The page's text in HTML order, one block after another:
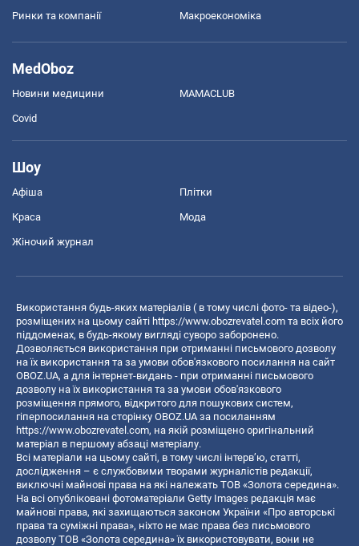
Ринки та компанії Макроекономіка
MedOboz
Новини медицини MAMACLUB
Covid
Шоу
Афіша Плітки
Краса Мода
Жіночий журнал
Використання будь-яких матеріалів ( в тому числі фото- та відео-),
розміщених на цьому сайті https://www.obozrevatel.com та всіх його
піддоменах, в будь-якому вигляді суворо заборонено.
Дозволяється використання при отриманні письмового дозволу
на їх використання та за умови обов'язкового посилання на сайт
OBOZ.UA, а для інтернет-видань - при отриманні письмового
дозволу на їх використання та за умови обов'язкового
розміщення прямого, відкритого для пошукових систем,
гіперпосилання на сторінку OBOZ.UA за посиланням
https://www.obozrevatel.com, на якій розміщено оригінальний
матеріал в першому абзаці матеріалу.
Всі матеріали на цьому сайті, в тому числі інтерв’ю, статті,
дослідження – є службовими творами журналістів редакції,
виключні майнові права на які належать ТОВ «Золота середина».
На всі опубліковані фотоматеріали Getty Images редакція має
майнові права, які захищаються законом України «Про авторські
права та суміжні права», ніхто не має права без письмового
дозволу ТОВ «Золота середина» їх використовувати, вони не